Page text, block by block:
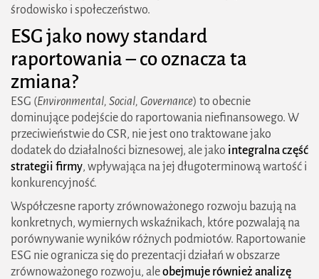
środowisko i społeczeństwo.
ESG jako nowy standard
raportowania – co oznacza ta
zmiana?
ESG (Environmental, Social, Governance) to obecnie
dominujące podejście do raportowania niefinansowego. W
przeciwieństwie do CSR, nie jest ono traktowane jako
dodatek do działalności biznesowej, ale jako integralna część
strategii firmy, wpływająca na jej długoterminową wartość i
konkurencyjność.
Współczesne raporty zrównoważonego rozwoju bazują na
konkretnych, wymiernych wskaźnikach, które pozwalają na
porównywanie wyników różnych podmiotów. Raportowanie
ESG nie ogranicza się do prezentacji działań w obszarze
zrównoważonego rozwoju, aleobejmuje również analizę